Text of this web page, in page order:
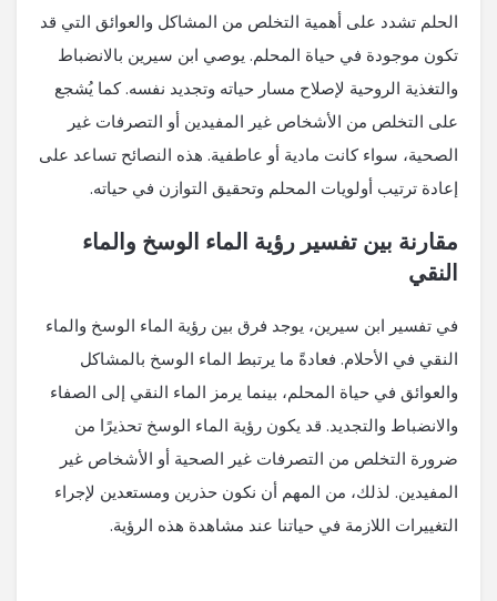
الحلم تشدد على أهمية التخلص من المشاكل والعوائق التي قد
تكون موجودة في حياة المحلم. يوصي ابن سيرين بالانضباط
والتغذية الروحية لإصلاح مسار حياته وتجديد نفسه. كما يُشجع
على التخلص من الأشخاص غير المفيدين أو التصرفات غير
الصحية، سواء كانت مادية أو عاطفية. هذه النصائح تساعد على
إعادة ترتيب أولويات المحلم وتحقيق التوازن في حياته.
مقارنة بين تفسير رؤية الماء الوسخ والماء
النقي
في تفسير ابن سيرين، يوجد فرق بين رؤية الماء الوسخ والماء
النقي في الأحلام. فعادةً ما يرتبط الماء الوسخ بالمشاكل
والعوائق في حياة المحلم، بينما يرمز الماء النقي إلى الصفاء
والانضباط والتجديد. قد يكون رؤية الماء الوسخ تحذيرًا من
ضرورة التخلص من التصرفات غير الصحية أو الأشخاص غير
المفيدين. لذلك، من المهم أن نكون حذرين ومستعدين لإجراء
التغييرات اللازمة في حياتنا عند مشاهدة هذه الرؤية.